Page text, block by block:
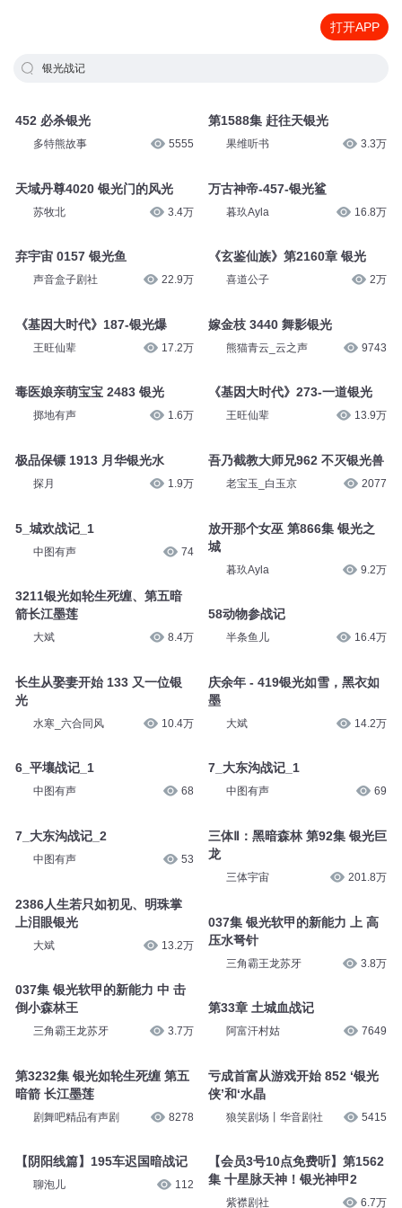
打开APP
银光战记
452 必杀银光
多特熊故事 5555
天域丹尊4020 银光门的风光
苏牧北 3.4万
弃宇宙 0157 银光鱼
声音盒子剧社 22.9万
《基因大时代》187-银光爆
王旺仙辈 17.2万
毒医娘亲萌宝宝 2483 银光
掷地有声 1.6万
极品保镖 1913 月华银光水
探月 1.9万
5_城欢战记_1
中图有声 74
3211银光如轮生死缠、第五暗
箭长江墨莲
大斌 8.4万
长生从娶妻开始 133 又一位银
光
水寒_六合同风 10.4万
6_平壤战记_1
中图有声 68
7_大东沟战记_2
中图有声 53
2386人生若只如初见、明珠掌
上泪眼银光
大斌 13.2万
037集 银光软甲的新能力 中 击
倒小森林王
三角霸王龙苏牙 3.7万
第3232集 银光如轮生死缠 第五
暗箭 长江墨莲
剧舞吧精品有声剧 8278
【阴阳线篇】195车迟国暗战记
聊泡儿 112
第1588集 赶往天银光
果维听书 3.3万
万古神帝-457-银光鲨
暮玖Ayla 16.8万
《玄鉴仙族》第2160章 银光
喜道公子 2万
嫁金枝 3440 舞影银光
熊猫青云_云之声 9743
《基因大时代》273-一道银光
王旺仙辈 13.9万
吾乃截教大师兄962 不灭银光兽
老宝玉_白玉京 2077
放开那个女巫 第866集 银光之
城
暮玖Ayla 9.2万
58动物参战记
半条鱼儿 16.4万
庆余年 - 419银光如雪，黑衣如
墨
大斌 14.2万
7_大东沟战记_1
中图有声 69
三体Ⅱ：黑暗森林 第92集 银光巨
龙
三体宇宙 201.8万
037集 银光软甲的新能力 上 高
压水弩针
三角霸王龙苏牙 3.8万
第33章 土城血战记
阿富汗村姑 7649
亏成首富从游戏开始 852 ‘银光
侠’和‘水晶
狼笑剧场丨华音剧社 5415
【会员3号10点免费听】第1562
集 十星脉天神！银光神甲2
紫襟剧社 6.7万